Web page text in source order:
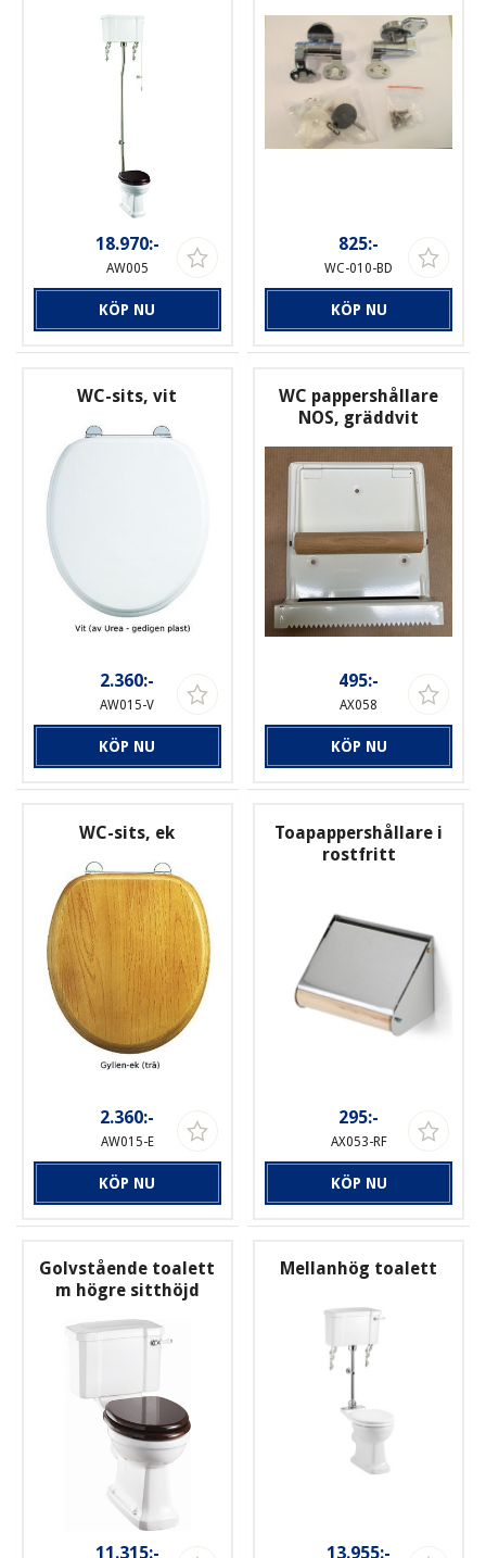
18.970:-
AW005
KÖP NU
825:-
WC-010-BD
KÖP NU
WC-sits, vit
2.360:-
AW015-V
KÖP NU
WC pappershållare
NOS, gräddvit
495:-
AX058
KÖP NU
WC-sits, ek
2.360:-
AW015-E
KÖP NU
Toapappershållare i
rostfritt
295:-
AX053-RF
KÖP NU
Golvstående toalett
m högre sitthöjd
11.315:-
Mellanhög toalett
13.955:-